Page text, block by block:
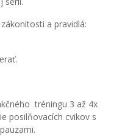
a pravidlá:
tréningu 3 až 4x
posilňovacích cvikov s